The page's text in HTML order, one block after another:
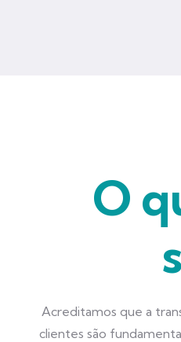
O
Acreditamos que a
clientes são